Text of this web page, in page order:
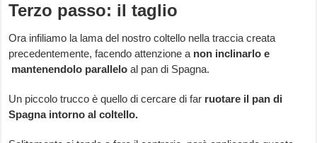
Terzo passo: il taglio
Ora infiliamo la lama del nostro coltello nella traccia creata
precedentemente, facendo attenzione a non inclinarlo e
mantenendolo parallelo al pan di Spagna.
Un piccolo trucco è quello di cercare di far ruotare il pan di
Spagna intorno al coltello.